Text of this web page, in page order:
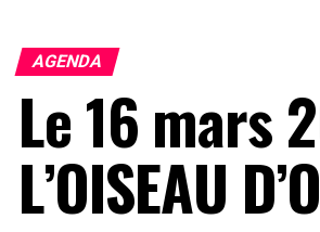
AGENDA
Le 16 mars
L’OISEAU